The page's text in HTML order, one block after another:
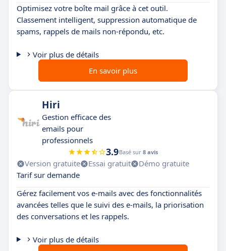
Optimisez votre boîte mail grâce à cet outil.
Classement intelligent, suppression automatique de
spams, rappels de mails non-répondu, etc.
Voir plus de détails
En savoir plus
Hiri
Gestion efficace des
emails pour
professionnels
3.9Basé sur 8 avis
Version gratuite Essai gratuit
Démo gratuite
Tarif sur demande
Gérez facilement vos e-mails avec des fonctionnalités
avancées telles que le suivi des e-mails, la priorisation
des conversations et les rappels.
Voir plus de détails